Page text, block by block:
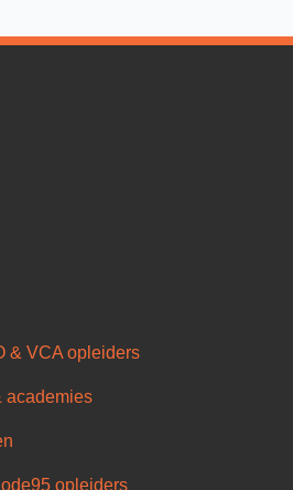
& VCA opleiders
academies
opleiders